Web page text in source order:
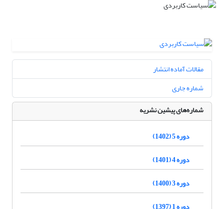
مقالات آماده انتشار
شماره جاری
شماره‌های پیشین نشریه
دوره 5 (1402)
دوره 4 (1401)
دوره 3 (1400)